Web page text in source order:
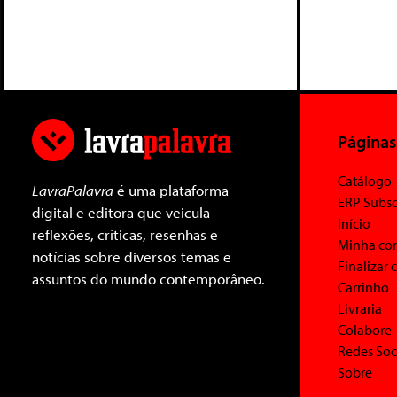
LavraPalavraé uma plataforma
digital e editora que veicula
reflexões, críticas, resenhas e
notícias sobre diversos temas e
assuntos do mundo contemporâneo.
Páginas
Catálogo
ERP
Início
Minha
Finalizar
Carrinho
Livraria
Colabore
Redes
Sobre